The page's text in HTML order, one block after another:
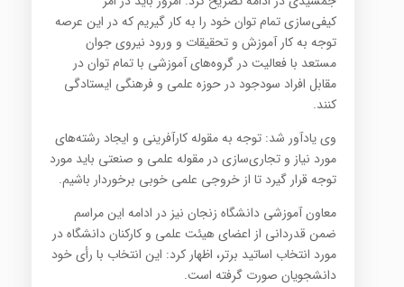
کیفی‌سازی تمام توان خود را به کار گیریم که در این عرصه
توجه به کار آموزش و تحقیقات و ورود نیروی جوان
مستعد با فعالیت در گروه‌های آموزشی با تمام توان در
مقابل افراد سودجود در حوزه علمی و فرهنگی ایستادگی
کنند.
وی یادآور شد: توجه به مقوله کارآفرینی و ایجاد رشته‌های
مورد نیاز و تجاری‌سازی در مقوله علمی و صنعتی باید مورد
توجه قرار گیرد تا از خروجی علمی خوبی برخوردار باشیم.
معاون آموزشی دانشگاه زنجان نیز در ادامه این مراسم
ضمن قدردانی از اعضای هیئت علمی و کارکنان دانشگاه در
مورد انتخاب اساتید برتر، اظهار کرد: این انتخاب با رأی خود
دانشجویان صورت گرفته است.